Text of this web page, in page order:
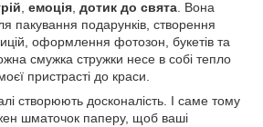
емоція дотик до свята . Вона
пакування подарунків, створення
оформлення фотозон, букетів та
смужка стружки несе в собі тепло
пристрасті до краси.
створюють досконалість. І саме тому
шматочок паперу, щоб ваші